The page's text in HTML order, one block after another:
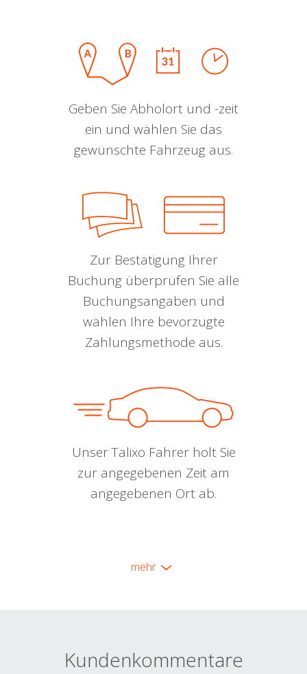
Geben Sie Abholort und -zeit
ein und wählen Sie das
gewünschte Fahrzeug aus.
Zur Bestätigung Ihrer
Buchung überprüfen Sie alle
Buchungsangaben und
wählen Ihre bevorzugte
Zahlungsmethode aus.
Unser Talixo Fahrer holt Sie
zur angegebenen Zeit am
angegebenen Ort ab.
mehr
Kundenkommentare